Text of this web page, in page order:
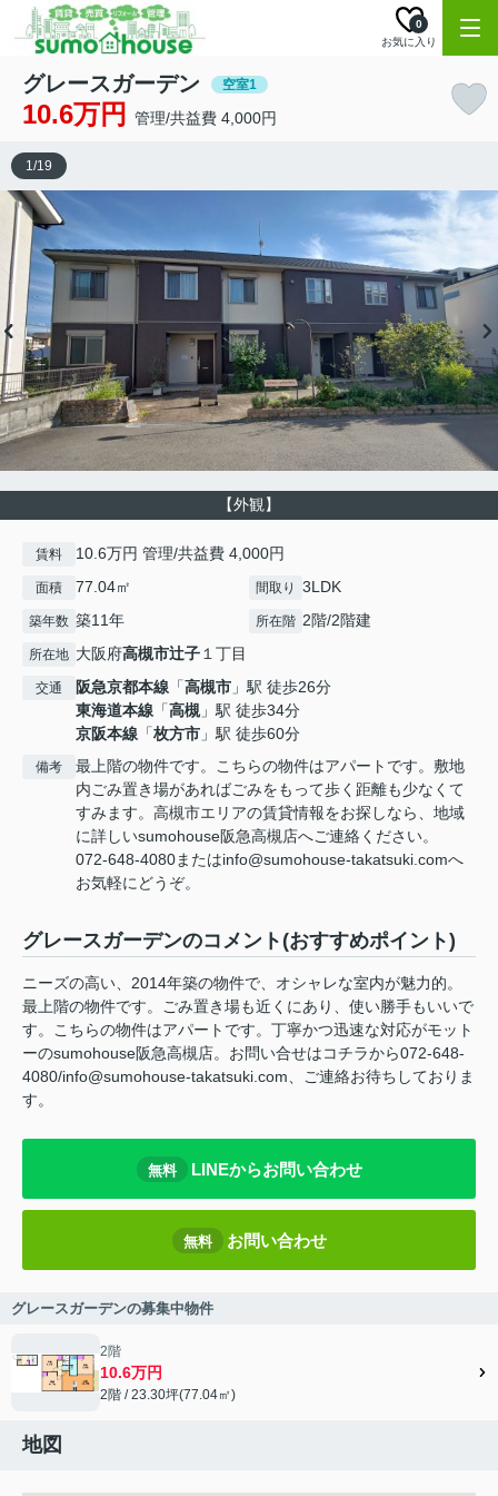
お気に入り
0
グレースガーデン 空室1
10.6万円 管理/共益費 4,000円
【外観】
1/19
賃料 10.6万円 管理/共益費 4,000円
面積 77.04㎡ 間取り 3LDK
築年数 築11年 所在階 2階/2階建
所在地 大阪府高槻市辻子１丁目
交通 阪急京都本線 「高槻市 」駅 徒歩26分
東海道本線 「高槻 」駅 徒歩34分
京阪本線 「枚方市 」駅 徒歩60分
備考
最上階の物件です。こちらの物件はアパートです。敷地
内ごみ置き場があればごみをもって歩く距離も少なくて
すみます。高槻市エリアの賃貸情報をお探しなら、地域
に詳しいsumohouse阪急高槻店へご連絡ください。
072-648-4080またはinfo@sumohouse-takatsuki.comへ
お気軽にどうぞ。
グレースガーデンのコメント(おすすめポイント)
ニーズの高い、2014年築の物件で、オシャレな室内が魅力的。
最上階の物件です。ごみ置き場も近くにあり、使い勝手もいいで
す。こちらの物件はアパートです。丁寧かつ迅速な対応がモット
ーのsumohouse阪急高槻店。お問い合せはコチラから072-648-
4080/info@sumohouse-takatsuki.com、ご連絡お待ちしておりま
す。
無料 LINEからお問い合わせ
無料 お問い合わせ
グレースガーデンの募集中物件
2階
10.6万円
2階 / 23.30坪(77.04㎡)
地図